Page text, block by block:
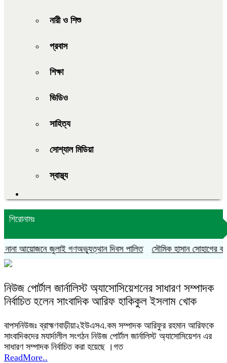
নারী ও শিশু
প্রবাস
শিক্ষা
ভিডিও
সাহিত্য
সোশ্যাল মিডিয়া
স্বাস্থ্য
শিরোনামঃ
আয়োজনে জুলাই গণঅভ্যুত্থান দিবস পালিত সৌমিক হাসান সোহাগের
নিউজ পোর্টাল জার্নালিস্ট অ্যাসোসিয়েশনের সাধারণ সম্পাদক
নির্বাচিত হলেন সাংবাদিক আরিফ হাকিকুল ইসলাম খোক
বাপসনিউজঃ ব্রাহ্মণবাড়ীয়া২ইউএসএ.কম সম্পাদক আরিফুর রহমান আরিফকে
সাংবাদিকদের মযার্দালীল সংগঠন নিউজ পোর্টাল জার্নালিস্ট অ্যাসোসিয়েশন এর
সাধারণ সম্পাদক নির্বাচিত করা হয়েছে ।গত
ReadMore..